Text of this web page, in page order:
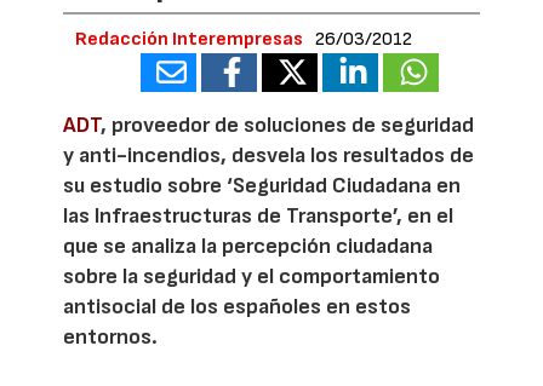
Redacción Interempresas 26/03/2012
ADT, proveedor de soluciones de seguridad
y anti-incendios, desvela los resultados de
su estudio sobre ‘Seguridad Ciudadana en
las Infraestructuras de Transporte’, en el
que se analiza la percepción ciudadana
sobre la seguridad y el comportamiento
antisocial de los españoles en estos
entornos.